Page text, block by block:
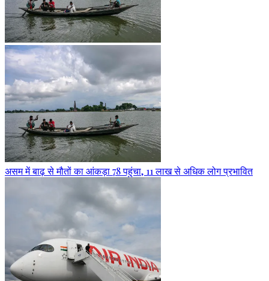
असम में बाढ़ से मौतों का आंकड़ा 78 पहुंचा, 11 लाख से अधिक लोग प्रभावित